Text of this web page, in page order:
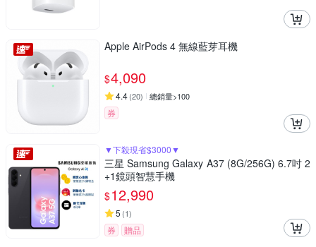
Apple AirPods 4 無線藍芽耳機
$4,090
4.4(20) 總銷量>100
券
▼下殺現省$3000▼
三星 Samsung Galaxy A37 (8G/256G) 6.7吋 2
+1鏡頭智慧手機
$12,990
5 (1)
券
贈品